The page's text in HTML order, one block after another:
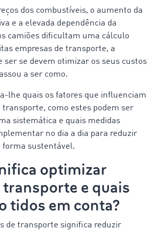
dos combustíveis, o aumento da
e a elevada dependência da
camiões dificultam uma cálculo
empresas de transporte, a
ser se devem otimizar os seus custos
a ser como.
lhe quais os fatores que influenciam
transporte, como estes podem ser
sistemática e quais medidas
no dia a dia para reduzir
forma sustentável.
optimizar
e quais
tidos em conta?
de transporte significa reduzir